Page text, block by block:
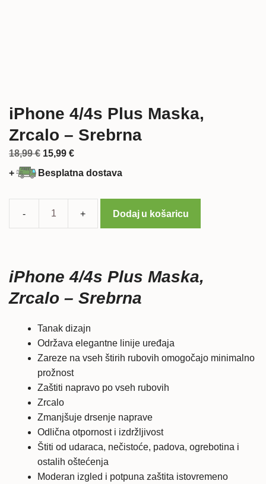
iPhone 4/4s Plus Maska,
Zrcalo – Srebrna
18,99€ Izvorna
cijena
je:
18,99 €.
15,99 €Trenutna
cijena
15,99 €.
+ Besplatna dostava
iPhone
Zrcalo
-
Dodaj u košaricu
iPhone 4/4s Plus Maska,
Zrcalo – Srebrna
Tanak dizajn
Održava elegantne linije uređaja
Zareze na vseh štirih rubovih omogočajo minimalno
prožnost
Zaštiti napravo po vseh rubovih
Zrcalo
Zmanjšuje drsenje naprave
Odlična otpornost i izdržljivost
Štiti od udaraca, nečistoće, padova, ogrebotina i
ostalih oštećenja
Moderan izgled i potpuna zaštita istovremeno